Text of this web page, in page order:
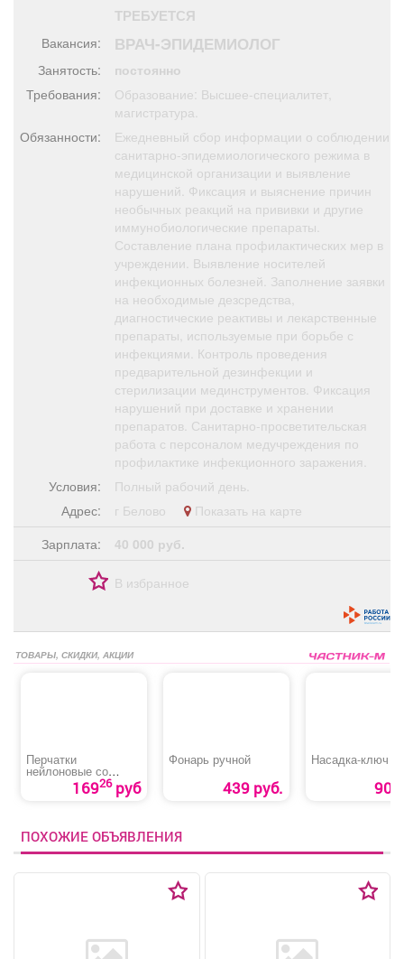
Обучение
Поздравления
Я - пенсионер
ТРЕБУЕТСЯ
Вакансия: ВРАЧ-ЭПИДЕМИОЛОГ
Занятость:
постоянно
Требования:
Образование: Высшее-специалитет,
магистратура.
Обязанности:
Ежедневный сбор информации о соблюдении
санитарно-эпидемиологического режима в
медицинской организации и выявление
нарушений. Фиксация и выяснение причин
необычных реакций на прививки и другие
иммунобиологические препараты.
Составление плана профилактических мер в
учреждении. Выявление носителей
инфекционных болезней. Заполнение заявки
на необходимые дезсредства,
диагностические реактивы и лекарственные
препараты, используемые при борьбе с
инфекциями. Контроль проведения
предварительной дезинфекции и
стерилизации мединструментов. Фиксация
нарушений при доставке и хранении
препаратов. Санитарно-просветительская
работа с персоналом медучреждения по
профилактике инфекционного заражения.
Условия:
Полный рабочий день.
Адрес:
г Белово
Показать на карте
Зарплата:
40 000 руб.
В избранное
ТОВАРЫ, СКИДКИ, АКЦИИ
Перчатки
нейлоновые со
вспененным
покрытием16926руб
Фонарь ручной
439 руб.
Насадка-ключ
90
ПОХОЖИЕ ОБЪЯВЛЕНИЯ